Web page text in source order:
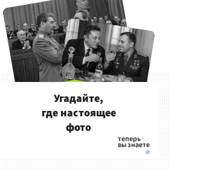
Угадайте,
где настоящее
фото